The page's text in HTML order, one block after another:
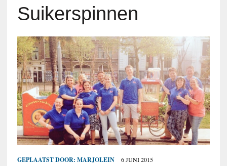
Suikerspinnen
GEPLAATST DOOR: MARJOLEIN 6 JUNI 2015